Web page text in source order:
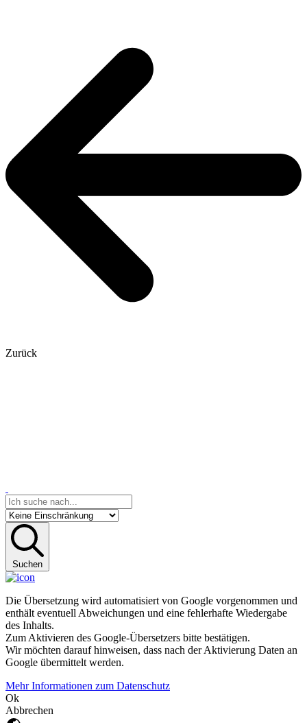
Zurück
Suchen
Die Übersetzung wird automatisiert von Google vorgenommen und
enthält eventuell Abweichungen und eine fehlerhafte Wiedergabe
des Inhalts.
Zum Aktivieren des Google-Übersetzers bitte bestätigen.
Wir möchten darauf hinweisen, dass nach der Aktivierung Daten an
Google übermittelt werden.
Mehr Informationen zum Datenschutz
Ok
Abbrechen